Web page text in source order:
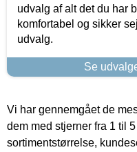
udvalg af alt det du har
komfortabel og sikker
udvalg.
Se
Vi har gennemgået de
dem med stjerner fra 1 til
sortimentstørrelse,